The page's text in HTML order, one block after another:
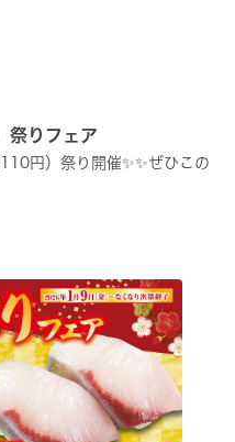
祭りフェア
円）祭り開催✨✨ぜひこの